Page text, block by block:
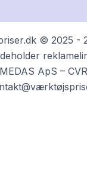
© 2025 -
ApS –